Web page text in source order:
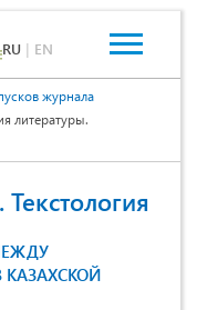
RU | EN
журнала
литературы.